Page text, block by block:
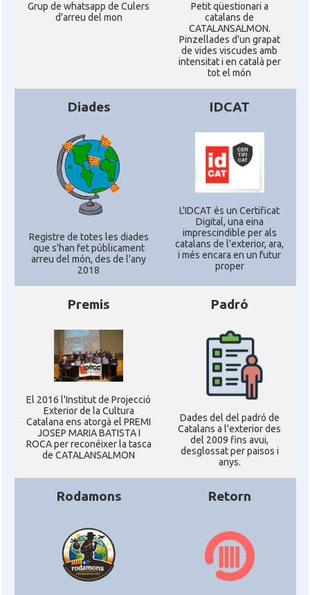
Grup de whatsapp de Culers
d'arreu del mon
Petit qüestionari a
catalans de
CATALANSALMON.
Pinzellades d'un grapat
de vides viscudes amb
intensitat i en català per
tot el món
Diades
Registre de totes les diades
que s'han fet públicament
arreu del món, des de l'any
2018
IDCAT
L'IDCAT és un Certificat
Digital, una eina
imprescindible per als
catalans de l'exterior, ara,
i més encara en un futur
proper
Premis
El 2016 l'Institut de Projecció
Exterior de la Cultura
Catalana ens atorgà el PREMI
JOSEP MARIA BATISTA I
ROCA per reconéixer la tasca
de CATALANSALMON
Padró
Dades del del padró de
Catalans a l'exterior des
del 2009 fins avui,
desglossat per paisos i
anys.
Rodamons Retorn